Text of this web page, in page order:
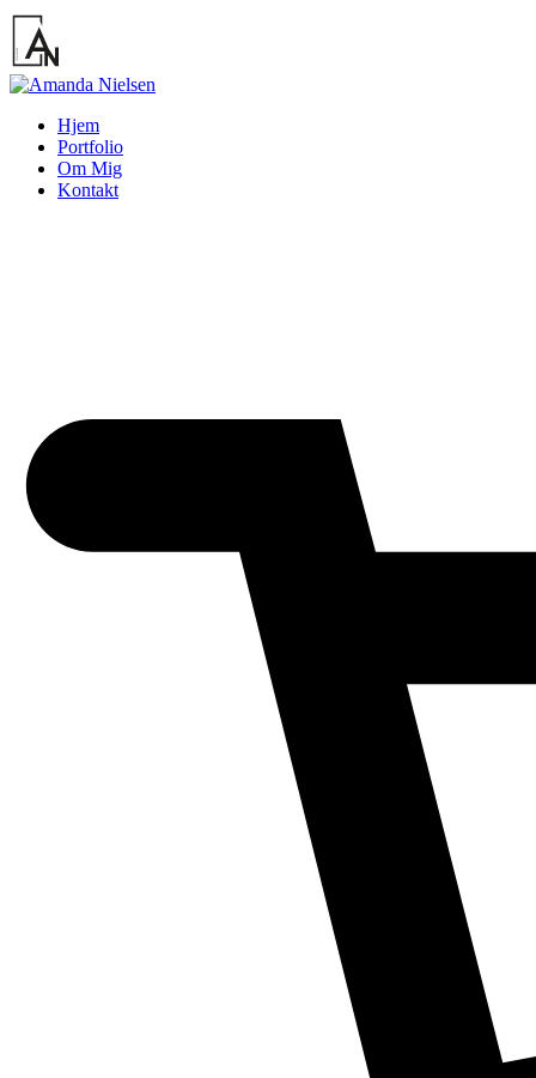
Hjem
Portfolio
Om Mig
Kontakt